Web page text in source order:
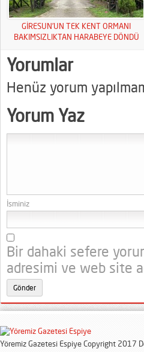
GİRESUN’UN TEK KENT ORMANI
BAKIMSIZLIKTAN HARABEYE DÖNDÜ
Yorumlar
Henüz yorum
Yorum Yaz
İsminiz
Bir dahaki sefere
adresimi ve web site
Yöremiz Gazetesi Espiye Copyright 2017